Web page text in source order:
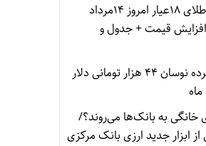
قیمت طلای 18عیار امروز 14مرداد
افزایش قیمت + جدول و
پشت پرده نوسان ۴۴ هزار تومانی دلار
خانگی به بانک‌ها می‌روند؟/
از ابزار جدید ارزی بانک مرکزی